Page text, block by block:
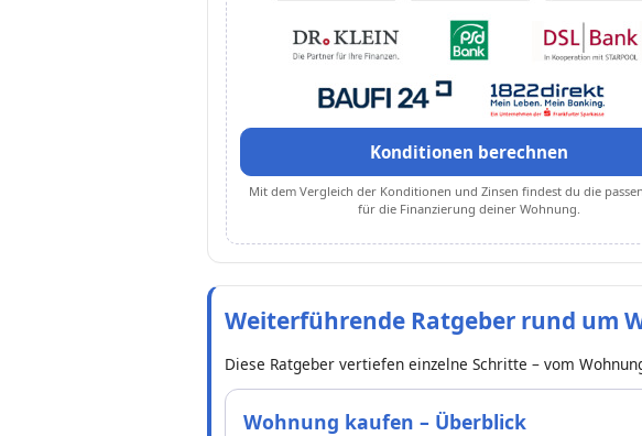
Konditionen berechnen
Mit dem Vergleich der Konditionen und Zinsen findest du die
für die Finanzierung deiner Wohnung.
Weiterführende Ratgeber rund um
Diese Ratgeber vertiefen einzelne Schritte – vom
Wohnung kaufen – Überblick